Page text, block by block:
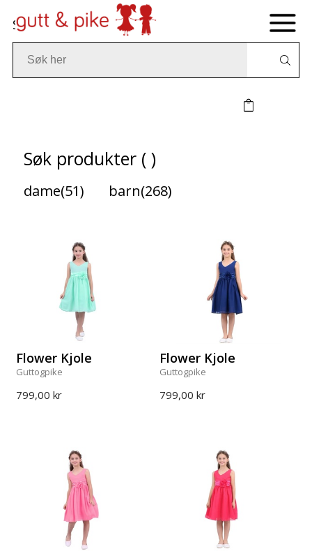
Søk
Søk produkter ( )
dame(51) barn(268)
Flower Kjole
Guttogpike
799,00 kr
Flower Kjole
Guttogpike
799,00 kr